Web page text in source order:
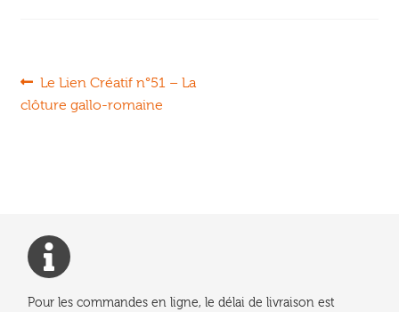
Navigation
Article
précédent :
Le Lien Créatif n°51 – La
clôture gallo-romaine
Pour les commandes en ligne, le délai de livraison est